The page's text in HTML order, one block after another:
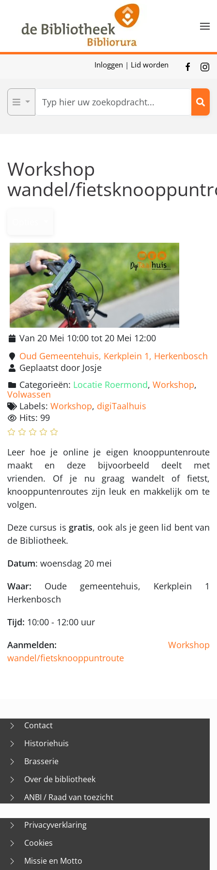
Skip to main content
Inloggen | Lid worden
Workshop
wandel/
Van 20 Mei 10:00 tot 20 Mei 12:00
Oud Gemeentehuis, Kerkplein 1, Herkenbosch
Geplaatst door Josje
Categorieën: Locatie Roermond, Workshop,
Volwassen
Labels: Workshop, digiTaalhuis
Hits: 99
Leer hoe je online je eigen knooppuntenroute
maakt en deze bijvoorbeeld deelt met
vrienden. Of je nu graag wandelt of fietst,
knooppuntenroutes zijn leuk en makkelijk om te
volgen.
Deze cursus is gratis, ook als je geen lid bent van
de Bibliotheek.
Datum: woensdag 20 mei
Waar: Oude gemeentehuis, Kerkplein 1
Herkenbosch
Tijd: 10:00 - 12:00 uur
Aanmelden:
Workshop
wandel/fietsknooppuntroute
Contact
Historiehuis
Brasserie
Over de bibliotheek
ANBI / Raad van toezicht
Privacyverklaring
Cookies
Missie en Motto